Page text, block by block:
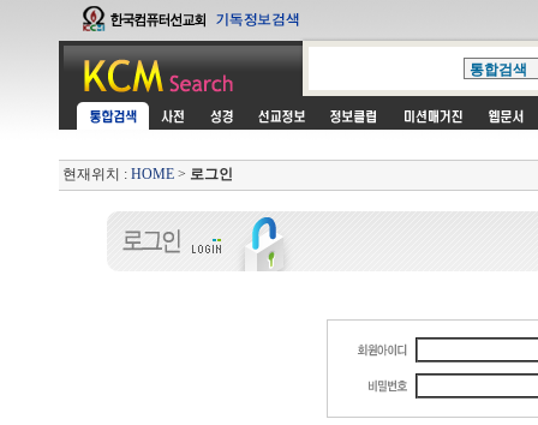
현재위치 : HOME > 로그인